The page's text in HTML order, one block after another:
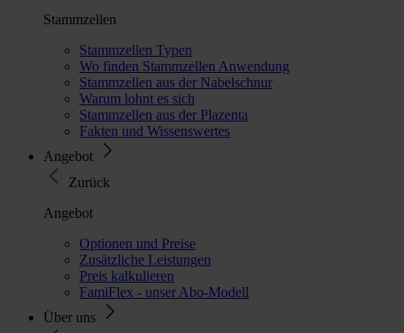
Stammzellen
Stammzellen Typen
Wo finden Stammzellen Anwendung
Stammzellen aus der Nabelschnur
Warum lohnt es sich
Stammzellen aus der Plazenta
Fakten und Wissenswertes
Angebot
Zurück
Angebot
Optionen und Preise
Zusätzliche Leistungen
Preis kalkulieren
FamiFlex - unser Abo-Modell
Über uns